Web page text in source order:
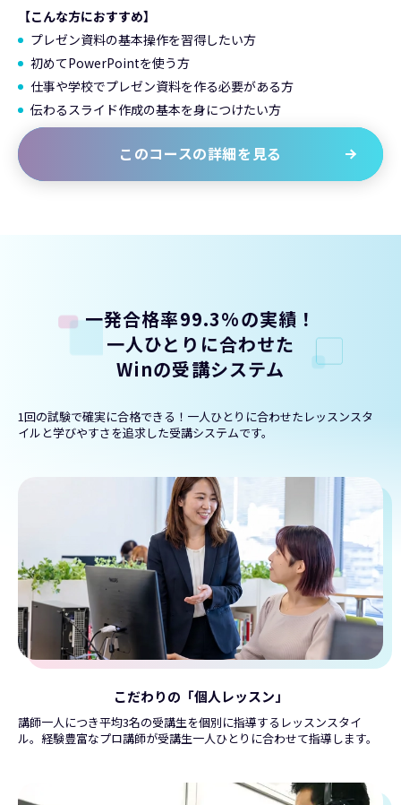
【こんな方におすすめ】
プレゼン資料の基本操作を習得したい方
初めてPowerPointを使う方
仕事や学校でプレゼン資料を作る必要がある方
伝わるスライド作成の基本を身につけたい方
このコースの詳細を見る
一発合格率99.3%の実績！
一人ひとりに合わせた
Winの受講システム
1回の試験で確実に合格できる！一人ひとりに合わせたレッスンスタ
イルと学びやすさを追求した受講システムです。
こだわりの「個人レッスン」
講師一人につき平均3名の受講生を個別に指導するレッスンスタイ
ル。経験豊富なプロ講師が受講生一人ひとりに合わせて指導します。